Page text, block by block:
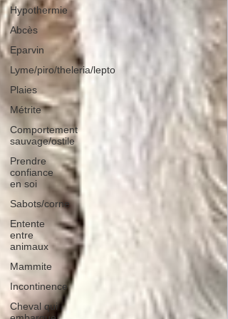
Hypothermie
Abcès
Eparvin
Lyme/piro/theleria/lepto
Plaies
Métrite
Comportement
sauvage/ostile
Prendre
confiance
en soi
Sabots/corne
Entente
entre
animaux
Mammite
Incontinence
Cheval qui